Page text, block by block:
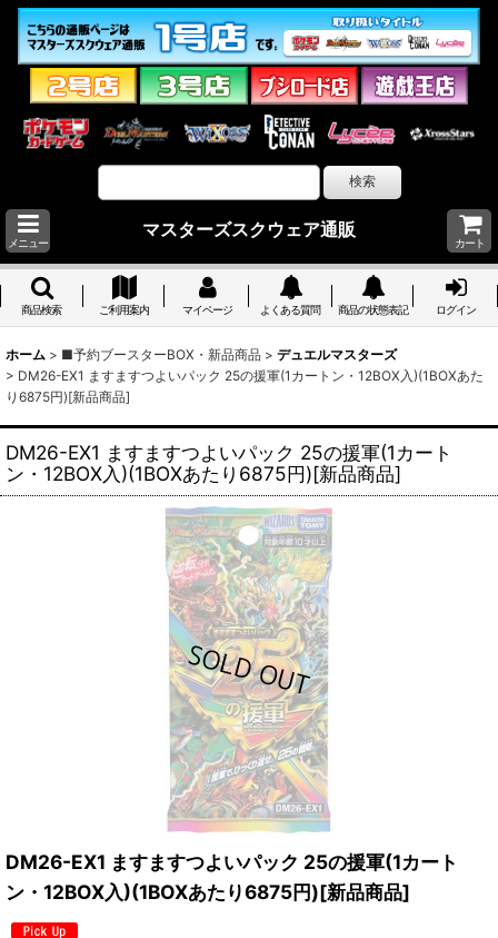
メニュー
マスターズスクウェア通販
カート
商品検索 ご利用案内 マイページ よくある質問 商品の状態表記 ログイン
ホーム > ■予約ブースターBOX・新品商品 > デュエルマスターズ
> DM26-EX1 ますますつよいパック 25の援軍(1カートン・12BOX入)(1BOXあた
り6875円)[新品商品]
DM26-EX1 ますますつよいパック 25の援軍(1カート
ン・12BOX入)(1BOXあたり6875円)[新品商品]
DM26-EX1 ますますつよいパック 25の援軍(1カート
ン・12BOX入)(1BOXあたり6875円)[新品商品]